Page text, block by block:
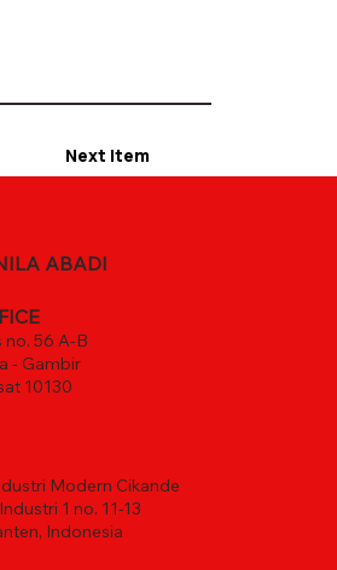
Next Item
ABADI
no. 56 A-B
- Gambir
10130
Modern Cikande
1 no. 11-13
Indonesia